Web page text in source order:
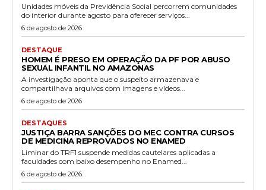
Unidades móveis da Previdência Social percorrem comunidades
do interior durante agosto para oferecer serviços...
6 de agosto de 2026
DESTAQUE
HOMEM É PRESO EM OPERAÇÃO DA PF POR ABUSO
SEXUAL INFANTIL NO AMAZONAS
A investigação aponta que o suspeito armazenava e
compartilhava arquivos com imagens e vídeos...
6 de agosto de 2026
DESTAQUES
JUSTIÇA BARRA SANÇÕES DO MEC CONTRA CURSOS
DE MEDICINA REPROVADOS NO ENAMED
Liminar do TRF1 suspende medidas cautelares aplicadas a
faculdades com baixo desempenho no Enamed...
6 de agosto de 2026